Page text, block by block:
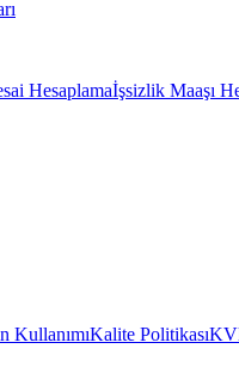
Hesaplamaİşsizlik Maaşı
KullanımıKalite Politikası